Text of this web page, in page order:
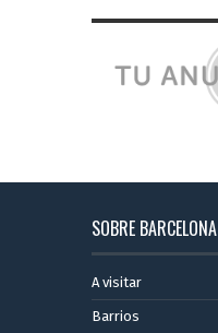
SOBRE BARCELONA
A visitar
Barrios